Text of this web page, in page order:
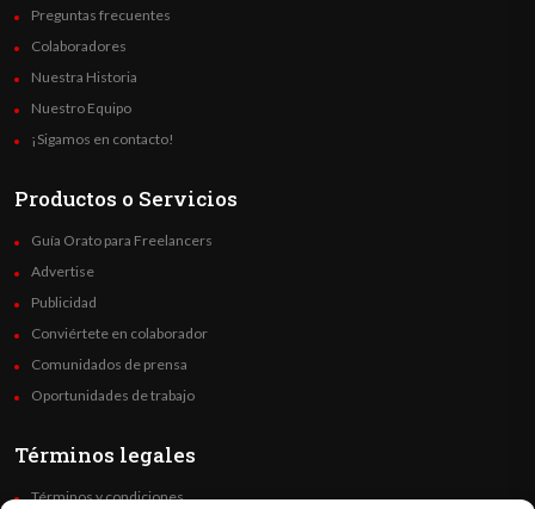
Preguntas frecuentes
Colaboradores
Nuestra Historia
Nuestro Equipo
¡Sigamos en contacto!
Productos o Servicios
Guía Orato para Freelancers
Advertise
Publicidad
Conviértete en colaborador
Comunidados de prensa
Oportunidades de trabajo
Términos legales
Términos y condiciones